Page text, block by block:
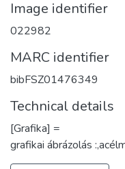
Image identifier
022982
MARC identifier
bibFSZ01476349
Technical details
[Grafika] =
grafikai ábrázolás